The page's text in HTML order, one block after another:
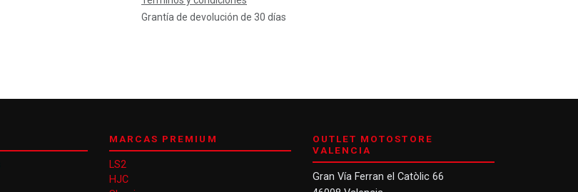
Grantía de devolución de 30 días
MARCAS PREMIUM
LS2
HJC
OUTLET MOTOSTORE
VALENCIA
Gran Vía Ferran el Catòlic 66